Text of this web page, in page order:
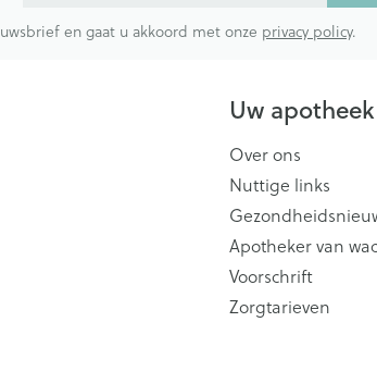
en gaat u akkoord met onze privacy policy.
Uw apotheek
Over ons
Nuttige links
Apotheker van
Voorschrift
Zorgtarieven